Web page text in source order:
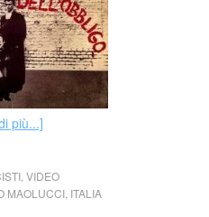
più...]
, VIDEO
MAOLUCCI, ITALIA